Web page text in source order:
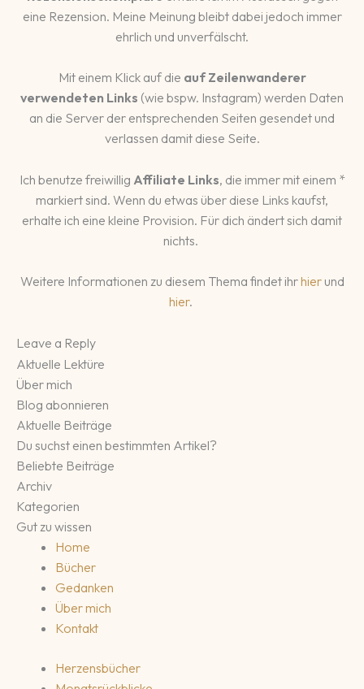
eine Rezension. Meine Meinung bleibt dabei jedoch immer
ehrlich und unverfälscht.
Mit einem Klick auf die auf Zeilenwanderer
verwendeten Links (wie bspw. Instagram) werden Daten
an die Server der entsprechenden Seiten gesendet und
verlassen damit diese Seite.
Ich benutze freiwillig Affiliate Links, die immer mit einem *
markiert sind. Wenn du etwas über diese Links kaufst,
erhalte ich eine kleine Provision. Für dich ändert sich damit
nichts.
Weitere Informationen zu diesem Thema findet ihrhierund
hier.
Leave a Reply
Aktuelle Lektüre
Über mich
Blog abonnieren
Aktuelle Beiträge
Du suchst einen bestimmten Artikel?
Beliebte Beiträge
Archiv
Kategorien
Gut zu wissen
Home
Bücher
Gedanken
Über mich
Kontakt
Herzensbücher